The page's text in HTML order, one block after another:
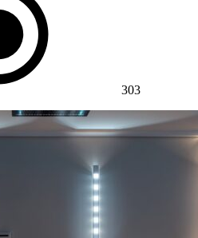
303